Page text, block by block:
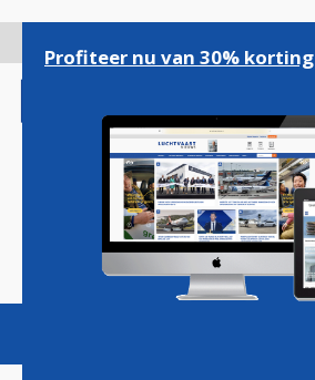
gaan
Magazine Podcasts
Profiteer nu van 30% korting